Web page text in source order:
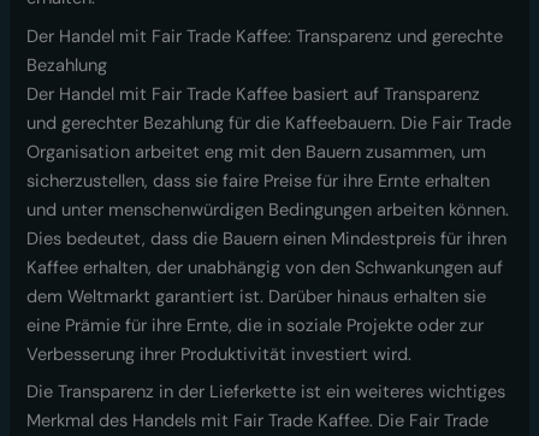
Der Handel mit Fair Trade Kaffee: Transparenz und gerechte
Bezahlung
Der Handel mit Fair Trade Kaffee basiert auf Transparenz
und gerechter Bezahlung für die Kaffeebauern. Die Fair Trade
Organisation arbeitet eng mit den Bauern zusammen, um
sicherzustellen, dass sie faire Preise für ihre Ernte erhalten
und unter menschenwürdigen Bedingungen arbeiten können.
Dies bedeutet, dass die Bauern einen Mindestpreis für ihren
Kaffee erhalten, der unabhängig von den Schwankungen auf
dem Weltmarkt garantiert ist. Darüber hinaus erhalten sie
eine Prämie für ihre Ernte, die in soziale Projekte oder zur
Verbesserung ihrer Produktivität investiert wird.
Die Transparenz in der Lieferkette ist ein weiteres wichtiges
Merkmal des Handels mit Fair Trade Kaffee. Die Fair Trade